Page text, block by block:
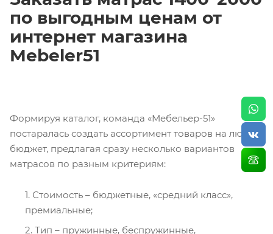
по выгодным ценам от
интернет магазина
Mebeler51
Формируя каталог, команда «Мебельер-51»
постаралась создать ассортимент товаров на любой
бюджет, предлагая сразу несколько вариантов
матрасов по разным критериям:
Стоимость – бюджетные, «средний класс»,
премиальные;
Тип – пружинные, беспружинные,